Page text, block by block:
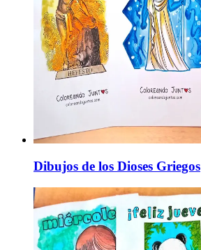
Dibujos de los Dioses Griegos